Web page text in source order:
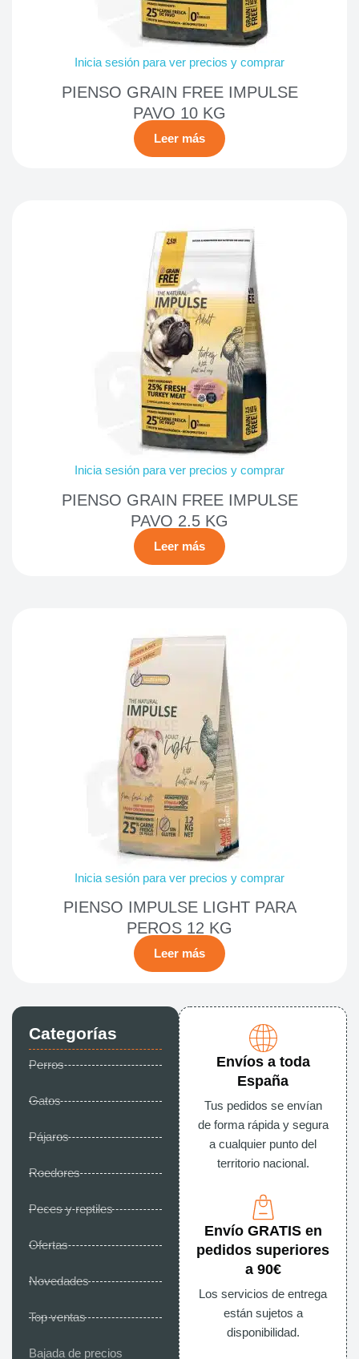
Categorías
Perros
Gatos
Pájaros
Roedores
Peces y reptiles
Ofertas
Novedades
Top ventas
Bajada de precios
Envíos a toda
España
Tus pedidos se envían
de forma rápida y segura
a cualquier punto del
territorio nacional.
Envío GRATIS en
pedidos superiores
a 90€
Los servicios de entrega
están sujetos a
disponibilidad.
Inicia sesión para ver precios y comprar
PIENSO GRAIN FREE IMPULSE
PAVO 10 KG
Leer más
Inicia sesión para ver precios y comprar
PIENSO GRAIN FREE IMPULSE
PAVO 2.5 KG
Leer más
Inicia sesión para ver precios y comprar
PIENSO IMPULSE LIGHT PARA
PEROS 12 KG
Leer más